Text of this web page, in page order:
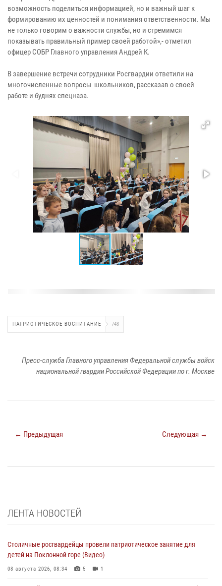
возможность поделиться информацией, но и важный шаг к
формированию их ценностей и понимания ответственности. Мы
не только говорим о важности службы, но и стремимся
показывать правильный пример своей работой»,- отметил
офицер СОБР Главного управления Андрей К.
В завершение встречи сотрудники Росгвардии ответили на
многочисленные вопросы школьников, рассказав о своей
работе и буднях спецназа.
ПАТРИОТИЧЕСКОЕ ВОСПИТАНИЕ 748
Пресс-служба Главного управления Федеральной службы войск
национальной гвардии Российской Федерации по г. Москве
← Предыдущая Следующая →
ЛЕНТА НОВОСТЕЙ
Столичные росгвардейцы провели патриотическое занятие для
детей на Поклонной горе (Видео)
08 августа 2026, 08:34 5 1